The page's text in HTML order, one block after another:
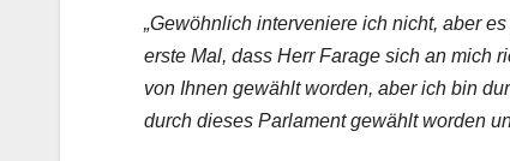
„Gewöhnlich interveniere ich nicht, aber
erste Mal, dass Herr Farage sich an mich
von Ihnen gewählt worden, aber ich bin
durch dieses Parlament gewählt worden